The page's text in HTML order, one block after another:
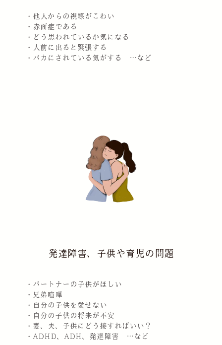
・他人からの視線がこわい
・赤面症である
・どう思われているか気になる
・人前に出ると緊張する
・バカにされている気がする …など
発達障害、子供や育児の問題
・パートナーの子供がほしい
・兄弟喧嘩
・自分の子供を愛せない
・自分の子供の将来が不安
・妻、夫、子供にどう接すればいい？
・ADHD、ADH、発達障害 …など